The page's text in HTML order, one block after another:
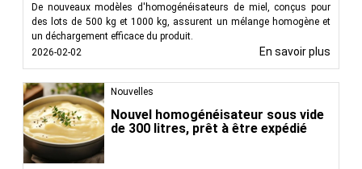
De nouveaux modèles d'homogénéisateurs de miel, conçus pour
des lots de 500 kg et 1000 kg, assurent un mélange homogène et
un déchargement efficace du produit.
2026-02-02
En savoir plus
Nouvelles
Nouvel homogénéisateur sous vide
de 300 litres, prêt à être expédié